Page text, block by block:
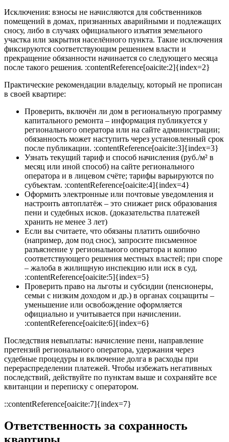
Исключения: взносы не начисляются для собственников
помещений в домах, признанных аварийными и подлежащих
сносу, либо в случаях официального изъятия земельного
участка или закрытия населённого пункта. Такие исключения
фиксируются соответствующим решением власти и
прекращение обязанности начинается со следующего месяца
после такого решения. :contentReference[oaicite:2]{index=2}
Практические рекомендации владельцу, который не прописан
в своей квартире:
Проверить, включён ли дом в региональную программу
капитального ремонта – информация публикуется у
регионального оператора или на сайте администрации;
обязанность может наступить через установленный срок
после публикации. :contentReference[oaicite:3]{index=3}
Узнать текущий тариф и способ начисления (руб./м² в
месяц или иной способ) на сайте регионального
оператора и в лицевом счёте; тарифы варьируются по
субъектам. :contentReference[oaicite:4]{index=4}
Оформить электронные или почтовые уведомления и
настроить автоплатёж – это снижает риск образования
пени и судебных исков. (доказательства платежей
хранить не менее 3 лет)
Если вы считаете, что обязаны платить ошибочно
(например, дом под снос), запросите письменное
разъяснение у регионального оператора и копию
соответствующего решения местных властей; при споре
– жалоба в жилищную инспекцию или иск в суд.
:contentReference[oaicite:5]{index=5}
Проверить право на льготы и субсидии (пенсионеры,
семьи с низким доходом и др.) в органах соцзащиты –
уменьшение или освобождение оформляется
официально и учитывается при начислении.
:contentReference[oaicite:6]{index=6}
Последствия невыплаты: начисление пени, направление
претензий регионального оператора, удержания через
судебные процедуры и включение долга в расходы при
перераспределении платежей. Чтобы избежать негативных
последствий, действуйте по пунктам выше и сохраняйте все
квитанции и переписку с оператором.
::contentReference[oaicite:7]{index=7}
Ответственность за сохранность